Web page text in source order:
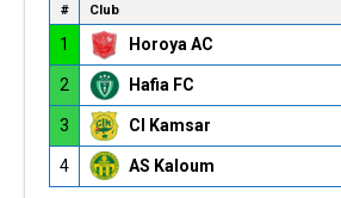
# Club
1 Horoya AC
2 Hafia FC
3 CI Kamsar
4 AS Kaloum